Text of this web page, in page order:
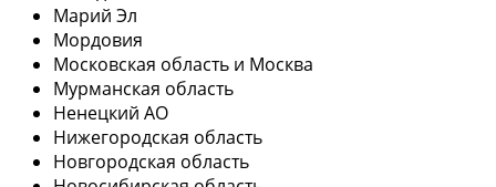
Марий Эл
Мордовия
Московская область и Москва
Мурманская область
Ненецкий АО
Нижегородская область
Новгородская область